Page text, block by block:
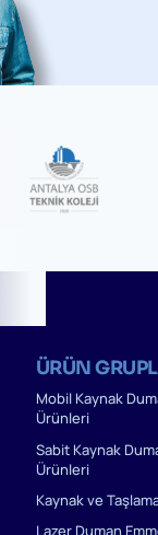
ÜRÜN
Mobil Kaynak
Ürünleri
Sabit Kaynak
Ürünleri
Kaynak ve
Lazer Duman